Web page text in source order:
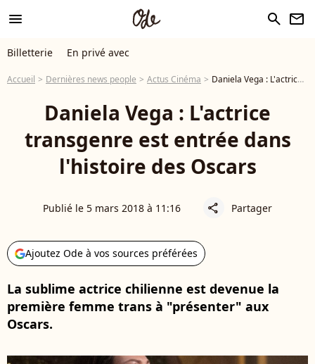
menu search newsletter
Billetterie En privé avec
Accueil Dernières news people Actus Cinéma Daniela Vega : L'actrice transgenre est entrée dans l'histoire des Oscars
Daniela Vega : L'actrice
transgenre est entrée dans
l'histoire des Oscars
Publié le 5 mars 2018 à 11:16 share Partager
Ajoutez Ode à vos sources préférées
La sublime actrice chilienne est devenue la
première femme trans à "présenter" aux
Oscars.